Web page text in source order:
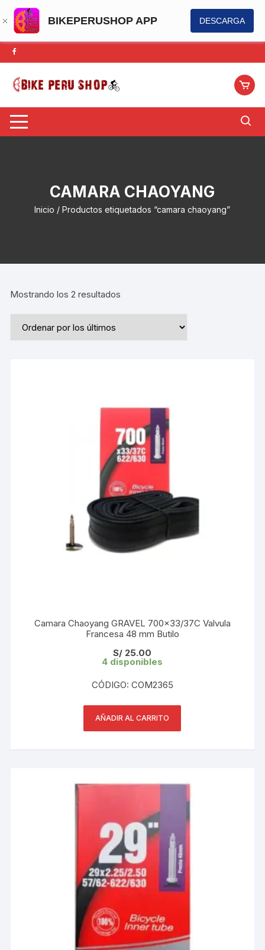
BIKEPERUSHOP APP DESCARGA
Saltar
al
contenido
CAMARA CHAOYANG
Inicio / Productos etiquetados “camara chaoyang”
Mostrando los 2 resultados
Camara Chaoyang GRAVEL 700×33/37C Valvula
Francesa 48 mm Butilo
S/ 25.00
4 disponibles
CÓDIGO: COM2365
AÑADIR AL CARRITO